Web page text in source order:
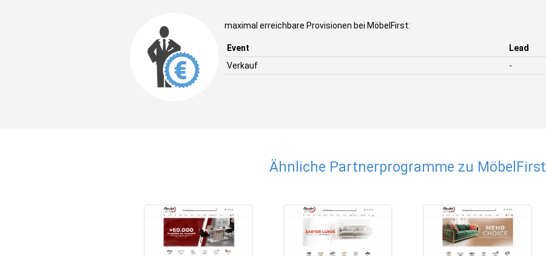
maximal erreichbare Provisionen bei MöbelFirst:
Event Lead
Verkauf
-
Ähnliche Partnerprogramme zu MöbelFirst